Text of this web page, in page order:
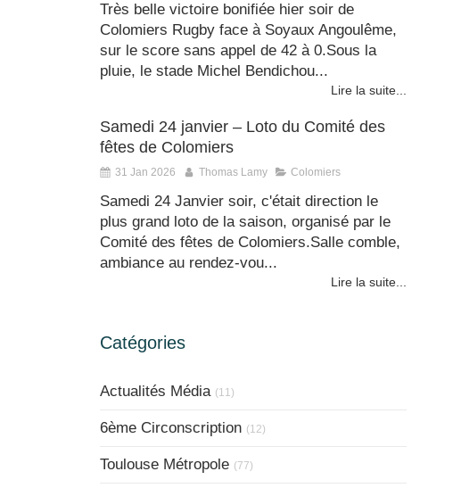
Très belle victoire bonifiée hier soir de
Colomiers Rugby face à Soyaux Angoulême,
sur le score sans appel de 42 à 0.Sous la
pluie, le stade Michel Bendichou...
Lire la suite...
Samedi 24 janvier – Loto du Comité des
fêtes de Colomiers
31 Jan 2026 Thomas Lamy Colomiers
Samedi 24 Janvier soir, c'était direction le
plus grand loto de la saison, organisé par le
Comité des fêtes de Colomiers.Salle comble,
ambiance au rendez-vou...
Lire la suite...
Catégories
Actualités Média (11)
6ème Circonscription (12)
Toulouse Métropole (77)